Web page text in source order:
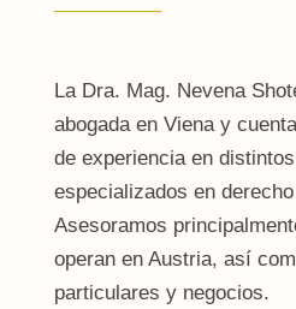
La Dra. Mag. Nevena
abogada en Viena y
de experiencia en
especializados en
Asesoramos
operan en Austria, así
particulares y negocios.